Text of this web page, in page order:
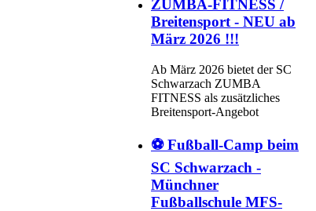
ZUMBA-FITNESS /
Breitensport - NEU ab
März 2026 !!!
Ab März 2026 bietet der SC
Schwarzach ZUMBA
FITNESS als zusätzliches
Breitensport-Angebot
⚽ Fußball-Camp beim
SC Schwarzach -
Münchner
Fußballschule MFS-